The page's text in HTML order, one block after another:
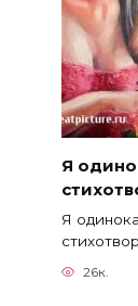
Я
Я
26к.